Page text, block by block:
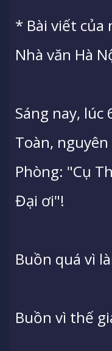
* Bài viết của
Nhà văn Hà
Sáng nay,
Toàn,
Phòng: "Cụ
Đại ơi"!
Buồn quá vì
Buồn vì thế